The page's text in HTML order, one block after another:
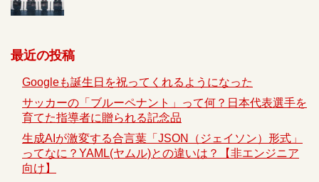
最近の投稿
Googleも誕生日を祝ってくれるようになった
サッカーの「ブルーペナント」って何？日本代表選手を
育てた指導者に贈られる記念品
生成AIが激変する合言葉「JSON（ジェイソン）形式」
ってなに？YAML(ヤムル)との違いは？【非エンジニア
向け】